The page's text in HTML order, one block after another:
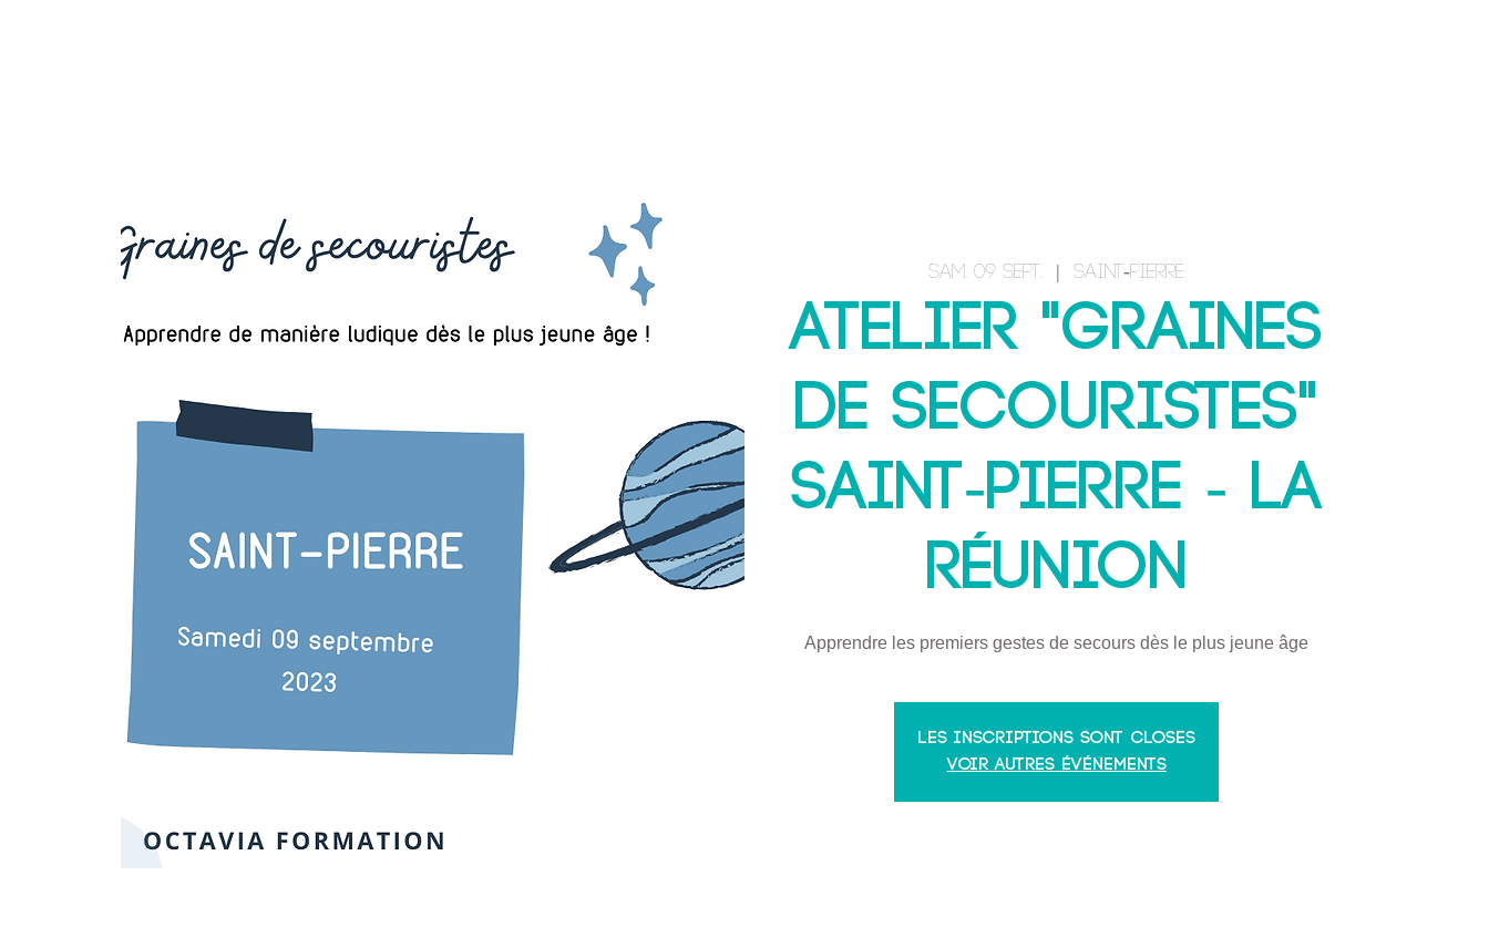
sam. 09 sept.
  |
Saint-Pierre
Atelier "Graines
de secouristes"
Saint-Pierre - La
Réunion
Apprendre les premiers gestes de secours dès le plus jeune âge
Les inscriptions sont closes
Voir autres événements